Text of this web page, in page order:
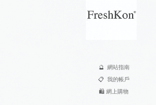
🔮 網站指南
📋 我的帳戶
🛍️ 網上購物